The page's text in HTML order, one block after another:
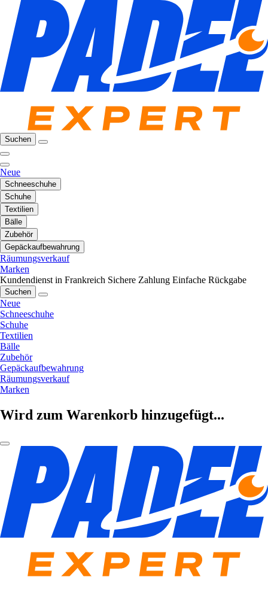
Suchen
Neue
Schneeschuhe
Schuhe
Textilien
Bälle
Zubehör
Gepäckaufbewahrung
Räumungsverkauf
Marken
Kundendienst in Frankreich Sichere Zahlung Einfache Rückgabe
Suchen
Neue
Schneeschuhe
Schuhe
Textilien
Bälle
Zubehör
Gepäckaufbewahrung
Räumungsverkauf
Marken
Wird zum Warenkorb hinzugefügt...